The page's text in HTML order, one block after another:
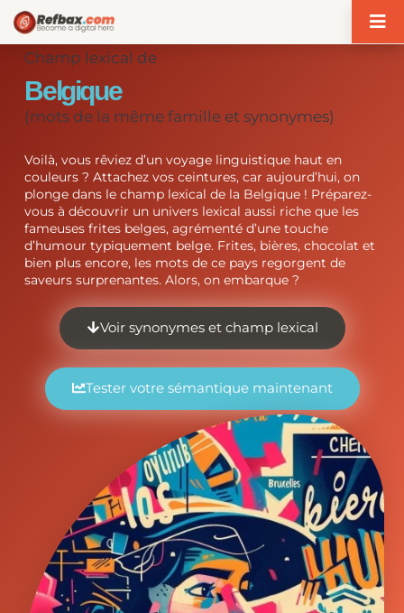
Champ lexical de
Belgique
(mots de la même famille et synonymes)
Voilà, vous rêviez d’un voyage linguistique haut en
couleurs ? Attachez vos ceintures, car aujourd’hui, on
plonge dans le champ lexical de la Belgique ! Préparez-
vous à découvrir un univers lexical aussi riche que les
fameuses frites belges, agrémenté d’une touche
d’humour typiquement belge. Frites, bières, chocolat et
bien plus encore, les mots de ce pays regorgent de
saveurs surprenantes. Alors, on embarque ?
Voir synonymes et champ lexical
Tester votre sémantique maintenant
Panneau de gestion des cookies